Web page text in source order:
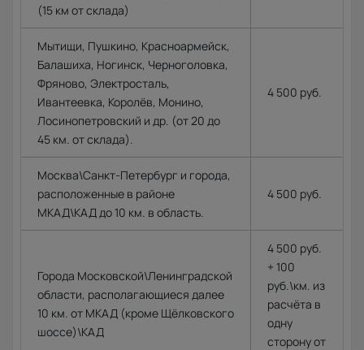
(15 км от склада)
Мытищи, Пушкино, Красноармейск,
Балашиха, Ногинск, Черноголовка,
Фряново, Электросталь,
Ивантеевка, Королёв, Монино,
Лосинопетровский и др. (от 20 до
45 км. от склада).
4 500 руб.
Москва\Санкт-Петербург и города,
расположенные в районе
МКАД\КАД до 10 км. в область.
4 500 руб.
Города Московской\Ленинградской
области, располагающиеся далее
10 км. от МКАД (кроме Щёлковского
шоссе)\КАД
4 500 руб.
+ 100
руб.\км. из
расчёта в
одну
сторону от